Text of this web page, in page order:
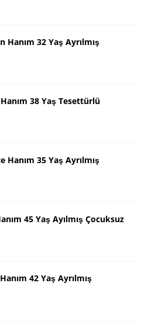
Hanım 32 Yaş Ayrılmış
38 Yaş Tesettürlü
Hanım 35 Yaş Ayrılmış
45 Yaş Ayılmış Çocuksuz
42 Yaş Ayrılmış